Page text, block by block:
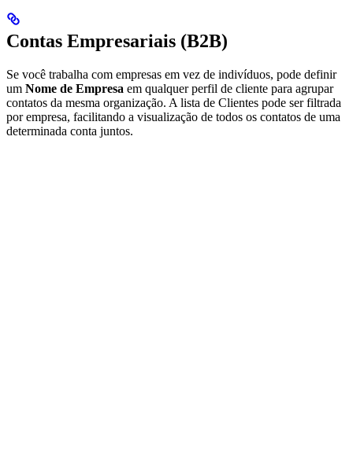
Contas Empresariais (B2B)
Se você trabalha com empresas em vez de indivíduos, pode definir
um Nome de Empresa em qualquer perfil de cliente para agrupar
contatos da mesma organização. A lista de Clientes pode ser filtrada
por empresa, facilitando a visualização de todos os contatos de uma
determinada conta juntos.